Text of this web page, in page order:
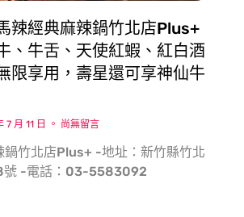
辣經典麻辣鍋竹北店Plus+
、牛舌、天使紅蝦、紅白酒
限享用，壽星還可享神仙牛
7 月 11 日 尚無留言
鍋竹北店Plus+ -地址：新竹縣竹北
號 -電話：03-5583092